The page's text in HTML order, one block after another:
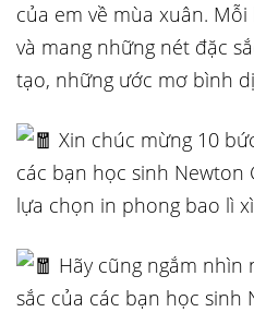
của em về mùa xuân.
và mang những nét đặc
tạo, những ước mơ bình
Xin chúc mừng 10
các bạn học sinh Newton
lựa chọn in phong bao lì
Hãy cũng ngắm
sắc của các bạn học sinh